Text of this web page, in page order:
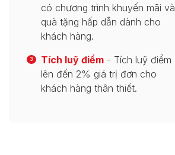
có chương trình khuyến mãi và
quà tặng hấp dẫn dành cho
khách hàng.
3 Tích luỹ điểm - Tích luỹ điểm
lên đến 2% giá trị đơn cho
khách hàng thân thiết.